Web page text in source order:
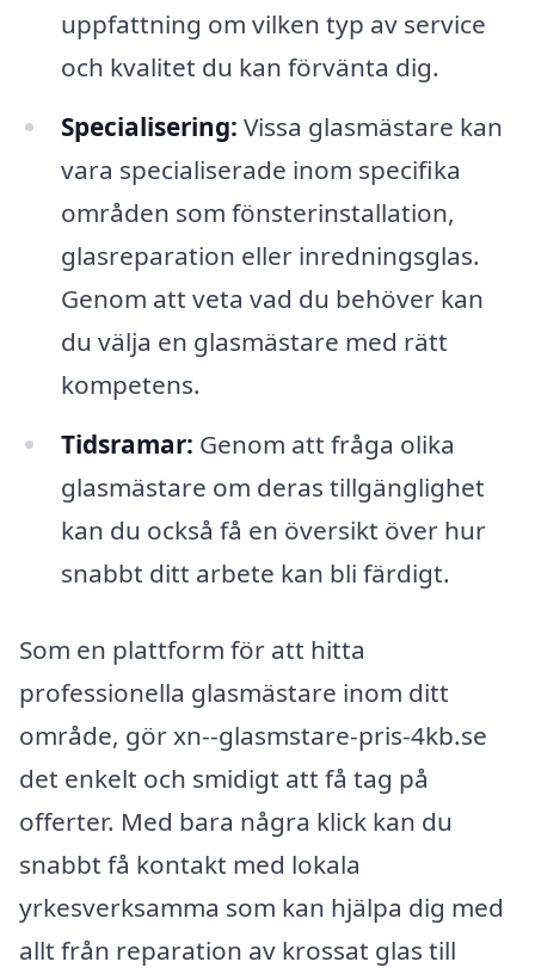
uppfattning om vilken typ av service
och kvalitet du kan förvänta dig.
Specialisering: Vissa glasmästare kan
vara specialiserade inom specifika
områden som fönsterinstallation,
glasreparation eller inredningsglas.
Genom att veta vad du behöver kan
du välja en glasmästare med rätt
kompetens.
Tidsramar: Genom att fråga olika
glasmästare om deras tillgänglighet
kan du också få en översikt över hur
snabbt ditt arbete kan bli färdigt.
Som en plattform för att hitta
professionella glasmästare inom ditt
område, gör xn--glasmstare-pris-4kb.se
det enkelt och smidigt att få tag på
offerter. Med bara några klick kan du
snabbt få kontakt med lokala
yrkesverksamma som kan hjälpa dig med
allt från reparation av krossat glas till